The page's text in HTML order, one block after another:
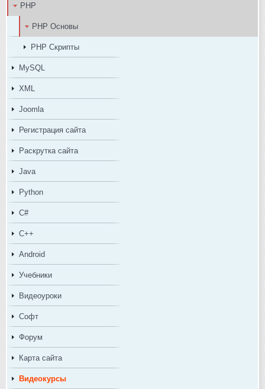
PHP
PHP Основы
PHP Скрипты
MySQL
XML
Joomla
Регистрация сайта
Раскрутка сайта
Java
Python
C#
C++
Android
Учебники
Видеоуроки
Софт
Форум
Карта сайта
Видеокурсы